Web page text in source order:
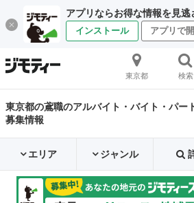
アプリならお得な情報を見逃
インストール アプリで
東京都 検索
東京都の鳶職のアルバイト・バイト・パー
募集情報
エリア ジャンル